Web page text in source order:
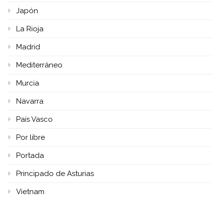
Japón
La Rioja
Madrid
Mediterráneo
Murcia
Navarra
País Vasco
Por libre
Portada
Principado de Asturias
Vietnam